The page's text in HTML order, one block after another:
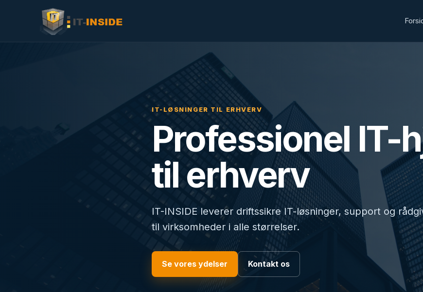
IT-LØSNINGER TIL ERHVERV
Professionel IT-
til erhverv
IT-INSIDE leverer driftssikre IT-løsninger, support og
til virksomheder i alle størrelser.
Se vores ydelser Kontakt os